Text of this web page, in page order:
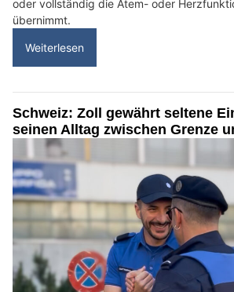
oder vollständig die Atem- oder
übernimmt.
Weiterlesen
Schweiz: Zoll gewährt seltene
seinen Alltag zwischen Grenze